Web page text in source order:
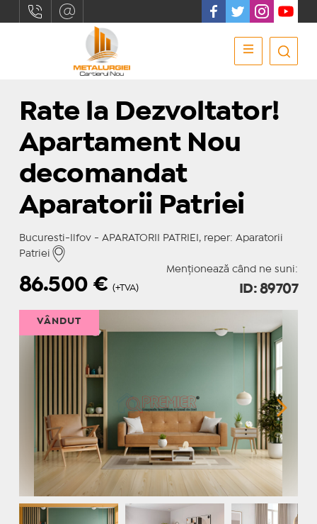
Rate la Dezvoltator!
Apartament Nou
decomandat
Aparatorii Patriei
Bucuresti-Ilfov - APARATORII PATRIEI, reper: Aparatorii
Patriei
Menționează când ne suni:
86.500€ (+TVA) ID: 89707
VÂNDUT